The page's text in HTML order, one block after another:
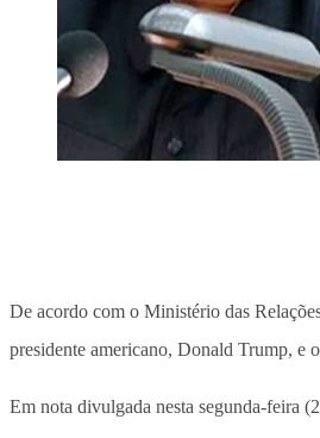
De acordo com o Ministério das
presidente americano, Donald Trump, e
Em nota divulgada nesta segunda-feira